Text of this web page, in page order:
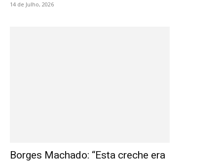
14 de Julho, 2026
Borges Machado: “Esta creche era